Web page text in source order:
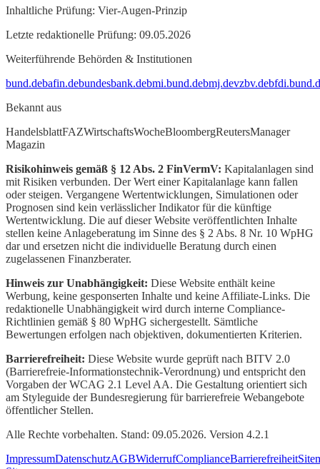
Inhaltliche Prüfung: Vier-Augen-Prinzip
Letzte redaktionelle Prüfung: 09.05.2026
Weiterführende Behörden & Institutionen
bund.debafin.debundesbank.debmi.bund.debmj.devzbv.de
Bekannt aus
HandelsblattFAZWirtschaftsWocheBloombergReutersManager
Magazin
Risikohinweis gemäß § 12 Abs. 2 FinVermV: Kapitalanlagen sind
mit Risiken verbunden. Der Wert einer Kapitalanlage kann fallen
oder steigen. Vergangene Wertentwicklungen, Simulationen oder
Prognosen sind kein verlässlicher Indikator für die künftige
Wertentwicklung. Die auf dieser Website veröffentlichten Inhalte
stellen keine Anlageberatung im Sinne des § 2 Abs. 8 Nr. 10 WpHG
dar und ersetzen nicht die individuelle Beratung durch einen
zugelassenen Finanzberater.
Hinweis zur Unabhängigkeit: Diese Website enthält keine
Werbung, keine gesponserten Inhalte und keine Affiliate-Links. Die
redaktionelle Unabhängigkeit wird durch interne Compliance-
Richtlinien gemäß § 80 WpHG sichergestellt. Sämtliche
Bewertungen erfolgen nach objektiven, dokumentierten Kriterien.
Barrierefreiheit: Diese Website wurde geprüft nach BITV 2.0
(Barrierefreie-Informationstechnik-Verordnung) und entspricht den
Vorgaben der WCAG 2.1 Level AA. Die Gestaltung orientiert sich
am Styleguide der Bundesregierung für barrierefreie Webangebote
öffentlicher Stellen.
Alle Rechte vorbehalten. Stand: 09.05.2026. Version 4.2.1
ImpressumDatenschutzAGBWiderrufComplianceBarrierefreiheit